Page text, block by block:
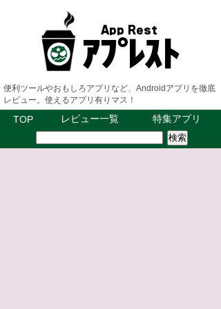
便利ツールやおもしろアプリなど、Androidアプリを徹底
レビュー。使えるアプリ有りマス！
TOP レビュー一覧 特集アプリ